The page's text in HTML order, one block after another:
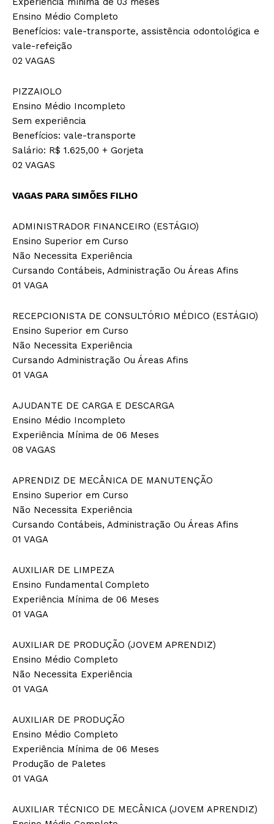
Ensino Médio Completo
Benefícios: vale-transporte, assistência odontológica e
vale-refeição
02 VAGAS
PIZZAIOLO
Ensino Médio Incompleto
Sem experiência
Benefícios: vale-transporte
Salário: R$ 1.625,00 + Gorjeta
02 VAGAS
VAGAS PARA SIMÕES FILHO
ADMINISTRADOR FINANCEIRO (ESTÁGIO)
Ensino Superior em Curso
Não Necessita Experiência
Cursando Contábeis, Administração Ou Áreas Afins
01 VAGA
RECEPCIONISTA DE CONSULTÓRIO MÉDICO (ESTÁGIO)
Ensino Superior em Curso
Não Necessita Experiência
Cursando Administração Ou Áreas Afins
01 VAGA
AJUDANTE DE CARGA E DESCARGA
Ensino Médio Incompleto
Experiência Mínima de 06 Meses
08 VAGAS
APRENDIZ DE MECÂNICA DE MANUTENÇÃO
Ensino Superior em Curso
Não Necessita Experiência
Cursando Contábeis, Administração Ou Áreas Afins
01 VAGA
AUXILIAR DE LIMPEZA
Ensino Fundamental Completo
Experiência Mínima de 06 Meses
01 VAGA
AUXILIAR DE PRODUÇÃO (JOVEM APRENDIZ)
Ensino Médio Completo
Não Necessita Experiência
01 VAGA
AUXILIAR DE PRODUÇÃO
Ensino Médio Completo
Experiência Mínima de 06 Meses
Produção de Paletes
01 VAGA
AUXILIAR TÉCNICO DE MECÂNICA (JOVEM APRENDIZ)